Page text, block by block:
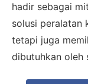
hadir sebagai
solusi peralatan
tetapi juga
dibutuhkan oleh